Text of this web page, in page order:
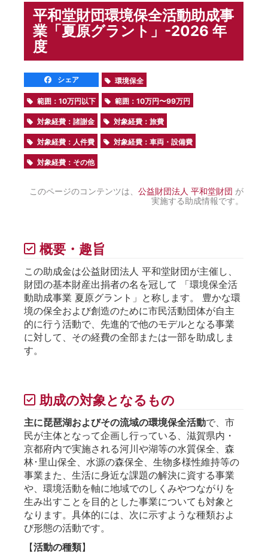
平和堂財団環境保全活動助成事
業「夏原グラント」-2026 年
度
シェア 環境保全
範囲：10万円以下 範囲：10万円〜99万円
対象経費：諸謝金 対象経費：旅費
対象経費：人件費 対象経費：車両・設備費
対象経費：その他
このページのコンテンツは、公益財団法人 平和堂財団 が
実施する助成情報です。
概要・趣旨
この助成金は公益財団法人 平和堂財団が主催し、
財団の基本財産出捐者の名を冠して 「環境保全活
動助成事業 夏原グラント」と称します。 豊かな環
境の保全および創造のために市民活動団体が自主
的に行う活動で、先進的で他のモデルとなる事業
に対して、その経費の全部または一部を助成しま
す。
助成の対象となるもの
主に琵琶湖およびその流域の環境保全活動で、市
民が主体となって企画し行っている、滋賀県内・
京都府内で実施される河川や湖等の水質保全、森
林･里山保全、水源の森保全、生物多様性維持等の
事業また、生活に身近な課題の解決に資する事業
や、環境活動を軸に地域でのしくみやつながりを
生み出すことを目的とした事業についても対象と
なります。具体的には、次に示すような種類およ
び形態の活動です。
【活動の種類】